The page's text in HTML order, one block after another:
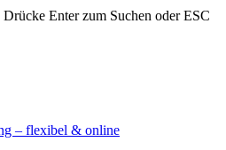
Drücke Enter zum Suchen oder ESC
– flexibel & online